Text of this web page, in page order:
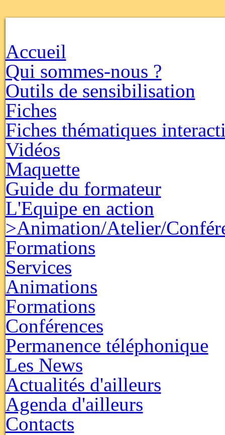
Accueil
Qui sommes-nous ?
Outils de sensibilisation
Fiches
Fiches thématiques
Vidéos
Maquette
Guide du formateur
L'Equipe en action
>Animation/Atelier/
Formations
Services
Animations
Formations
Conférences
Permanence téléphonique
Les News
Actualités d'ailleurs
Agenda d'ailleurs
Contacts